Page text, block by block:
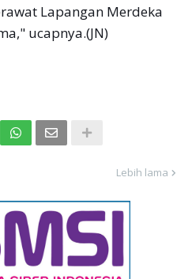
Lapangan Merdeka
ucapnya.(JN)
Lebih lama